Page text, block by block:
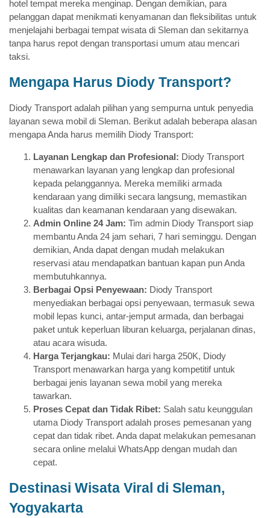
hotel tempat mereka menginap. Dengan demikian, para
pelanggan dapat menikmati kenyamanan dan fleksibilitas untuk
menjelajahi berbagai tempat wisata di Sleman dan sekitarnya
tanpa harus repot dengan transportasi umum atau mencari
taksi.
Mengapa Harus Diody Transport?
Diody Transport adalah pilihan yang sempurna untuk penyedia
layanan sewa mobil di Sleman. Berikut adalah beberapa alasan
mengapa Anda harus memilih Diody Transport:
Layanan Lengkap dan Profesional: Diody Transport
menawarkan layanan yang lengkap dan profesional
kepada pelanggannya. Mereka memiliki armada
kendaraan yang dimiliki secara langsung, memastikan
kualitas dan keamanan kendaraan yang disewakan.
Admin Online 24 Jam: Tim admin Diody Transport siap
membantu Anda 24 jam sehari, 7 hari seminggu. Dengan
demikian, Anda dapat dengan mudah melakukan
reservasi atau mendapatkan bantuan kapan pun Anda
membutuhkannya.
Berbagai Opsi Penyewaan: Diody Transport
menyediakan berbagai opsi penyewaan, termasuk sewa
mobil lepas kunci, antar-jemput armada, dan berbagai
paket untuk keperluan liburan keluarga, perjalanan dinas,
atau acara wisuda.
Harga Terjangkau: Mulai dari harga 250K, Diody
Transport menawarkan harga yang kompetitif untuk
berbagai jenis layanan sewa mobil yang mereka
tawarkan.
Proses Cepat dan Tidak Ribet: Salah satu keunggulan
utama Diody Transport adalah proses pemesanan yang
cepat dan tidak ribet. Anda dapat melakukan pemesanan
secara online melalui WhatsApp dengan mudah dan
cepat.
Destinasi Wisata Viral di Sleman,
Yogyakarta